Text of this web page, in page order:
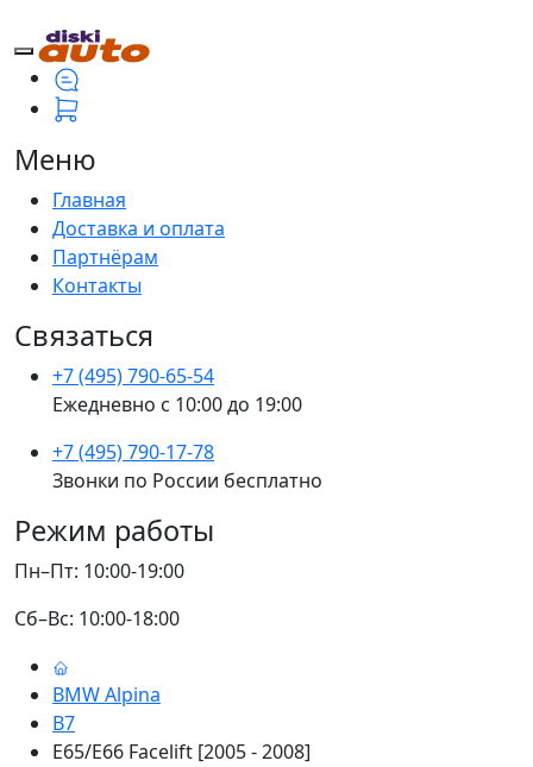
Меню
Главная
Доставка и оплата
Партнёрам
Контакты
Связаться
+7 (495) 790-65-54
Ежедневно с 10:00 до 19:00
+7 (495) 790-17-78
Звонки по России бесплатно
Режим работы
Пн–Пт: 10:00-19:00
Сб–Вс: 10:00-18:00
BMW Alpina
B7
E65/E66 Facelift [2005 - 2008]